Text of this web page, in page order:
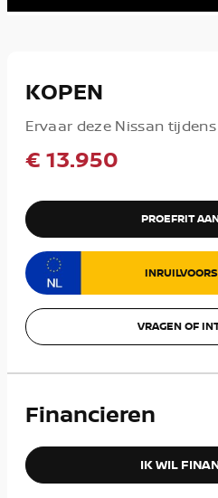
KOPEN
Ervaar deze Nissan
€ 13.950
PROEFRIT
VRAGEN OF
Financieren
IK WIL